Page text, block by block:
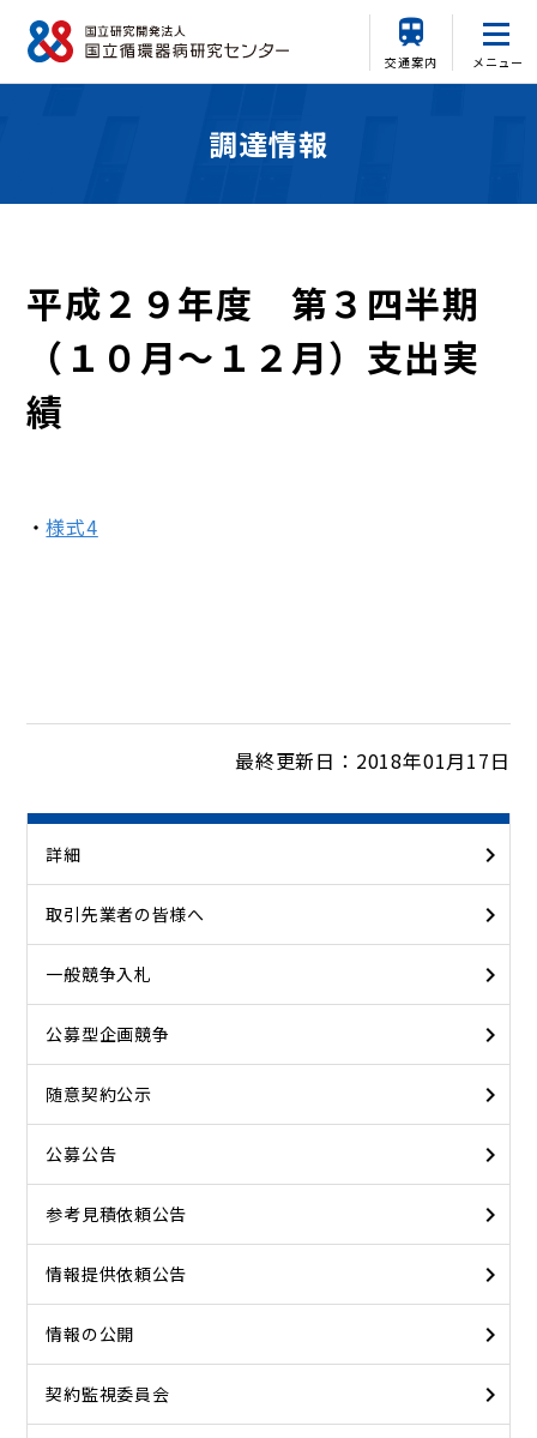
交通案内 メニュー
調達情報
平成２９年度 第３四半期
（１０月～１２月）支出実
績
様式4
最終更新日：2018年01月17日
詳細
取引先業者の皆様へ
一般競争入札
公募型企画競争
随意契約公示
公募公告
参考見積依頼公告
情報提供依頼公告
情報の公開
契約監視委員会